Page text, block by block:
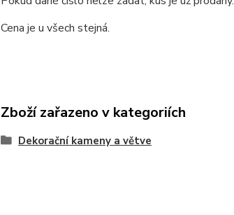
Cena je u všech stejná.
Zboží zařazeno v kategoriích
Dekorační kameny a větve